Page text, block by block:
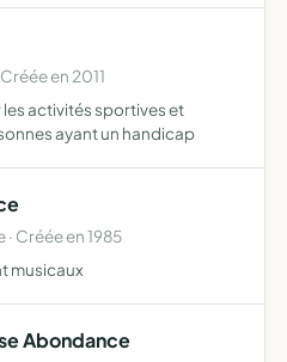
en 2011
activités sportives et
ayant un handicap
Créée en 1985
musicaux
Abondance